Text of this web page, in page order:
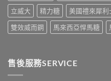
指
南：
30
分
效、
最
立威大
精力糖 美國禮來犀利
雙效威而鋼
馬來西亞悍馬糖
售後服務SERVICE